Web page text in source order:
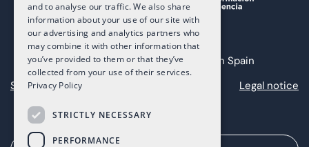
Copyright 2025 The Art of Living in Spain
Sitemap
Legal notice
and to analyse our traffic. We also share
information about your use of our site with
our advertising and analytics partners who
may combine it with other information that
you’ve provided to them or that they’ve
collected from your use of their services.
Privacy Policy
STRICTLY NECESSARY
PERFORMANCE